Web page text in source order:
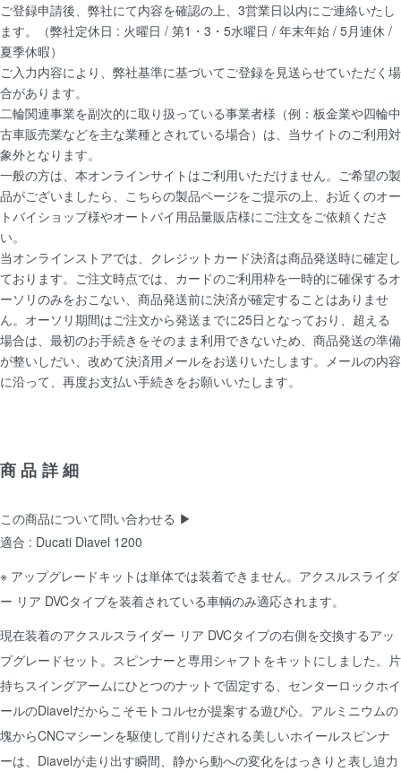
ご登録申請後、弊社にて内容を確認の上、3営業日以内にご連絡いたし
ます。（弊社定休日 : 火曜日 / 第1・3・5水曜日 / 年末年始 / 5月連休 /
夏季休暇）
ご入力内容により、弊社基準に基づいてご登録を見送らせていただく場
合があります。
二輪関連事業を副次的に取り扱っている事業者様（例：板金業や四輪中
古車販売業などを主な業種とされている場合）は、当サイトのご利用対
象外となります。
一般の方は、本オンラインサイトはご利用いただけません。ご希望の製
品がございましたら、こちらの製品ページをご提示の上、お近くのオー
トバイショップ様やオートバイ用品量販店様にご注文をご依頼くださ
い。
当オンラインストアでは、クレジットカード決済は商品発送時に確定し
ております。ご注文時点では、カードのご利用枠を一時的に確保するオ
ーソリのみをおこない、商品発送前に決済が確定することはありませ
ん。オーソリ期間はご注文から発送までに25日となっており、超える
場合は、最初のお手続きをそのまま利用できないため、商品発送の準備
が整いしだい、改めて決済用メールをお送りいたします。メールの内容
に沿って、再度お支払い手続きをお願いいたします。
商品詳細
この商品について問い合わせる ▶
適合 : Ducati Diavel 1200
※ アップグレードキットは単体では装着できません。アクスルスライダ
ー リア DVCタイプを装着されている車輌のみ適応されます。
現在装着のアクスルスライダー リア DVCタイプの右側を交換するアッ
プグレードセット。スピンナーと専用シャフトをキットにしました。片
持ちスイングアームにひとつのナットで固定する、センターロックホイ
ールのDiavelだからこそモトコルセが提案する遊び心。アルミニウムの
塊からCNCマシーンを駆使して削りだされる美しいホイールスピンナ
ーは、Diavelが走り出す瞬間、静から動への変化をはっきりと表し迫力